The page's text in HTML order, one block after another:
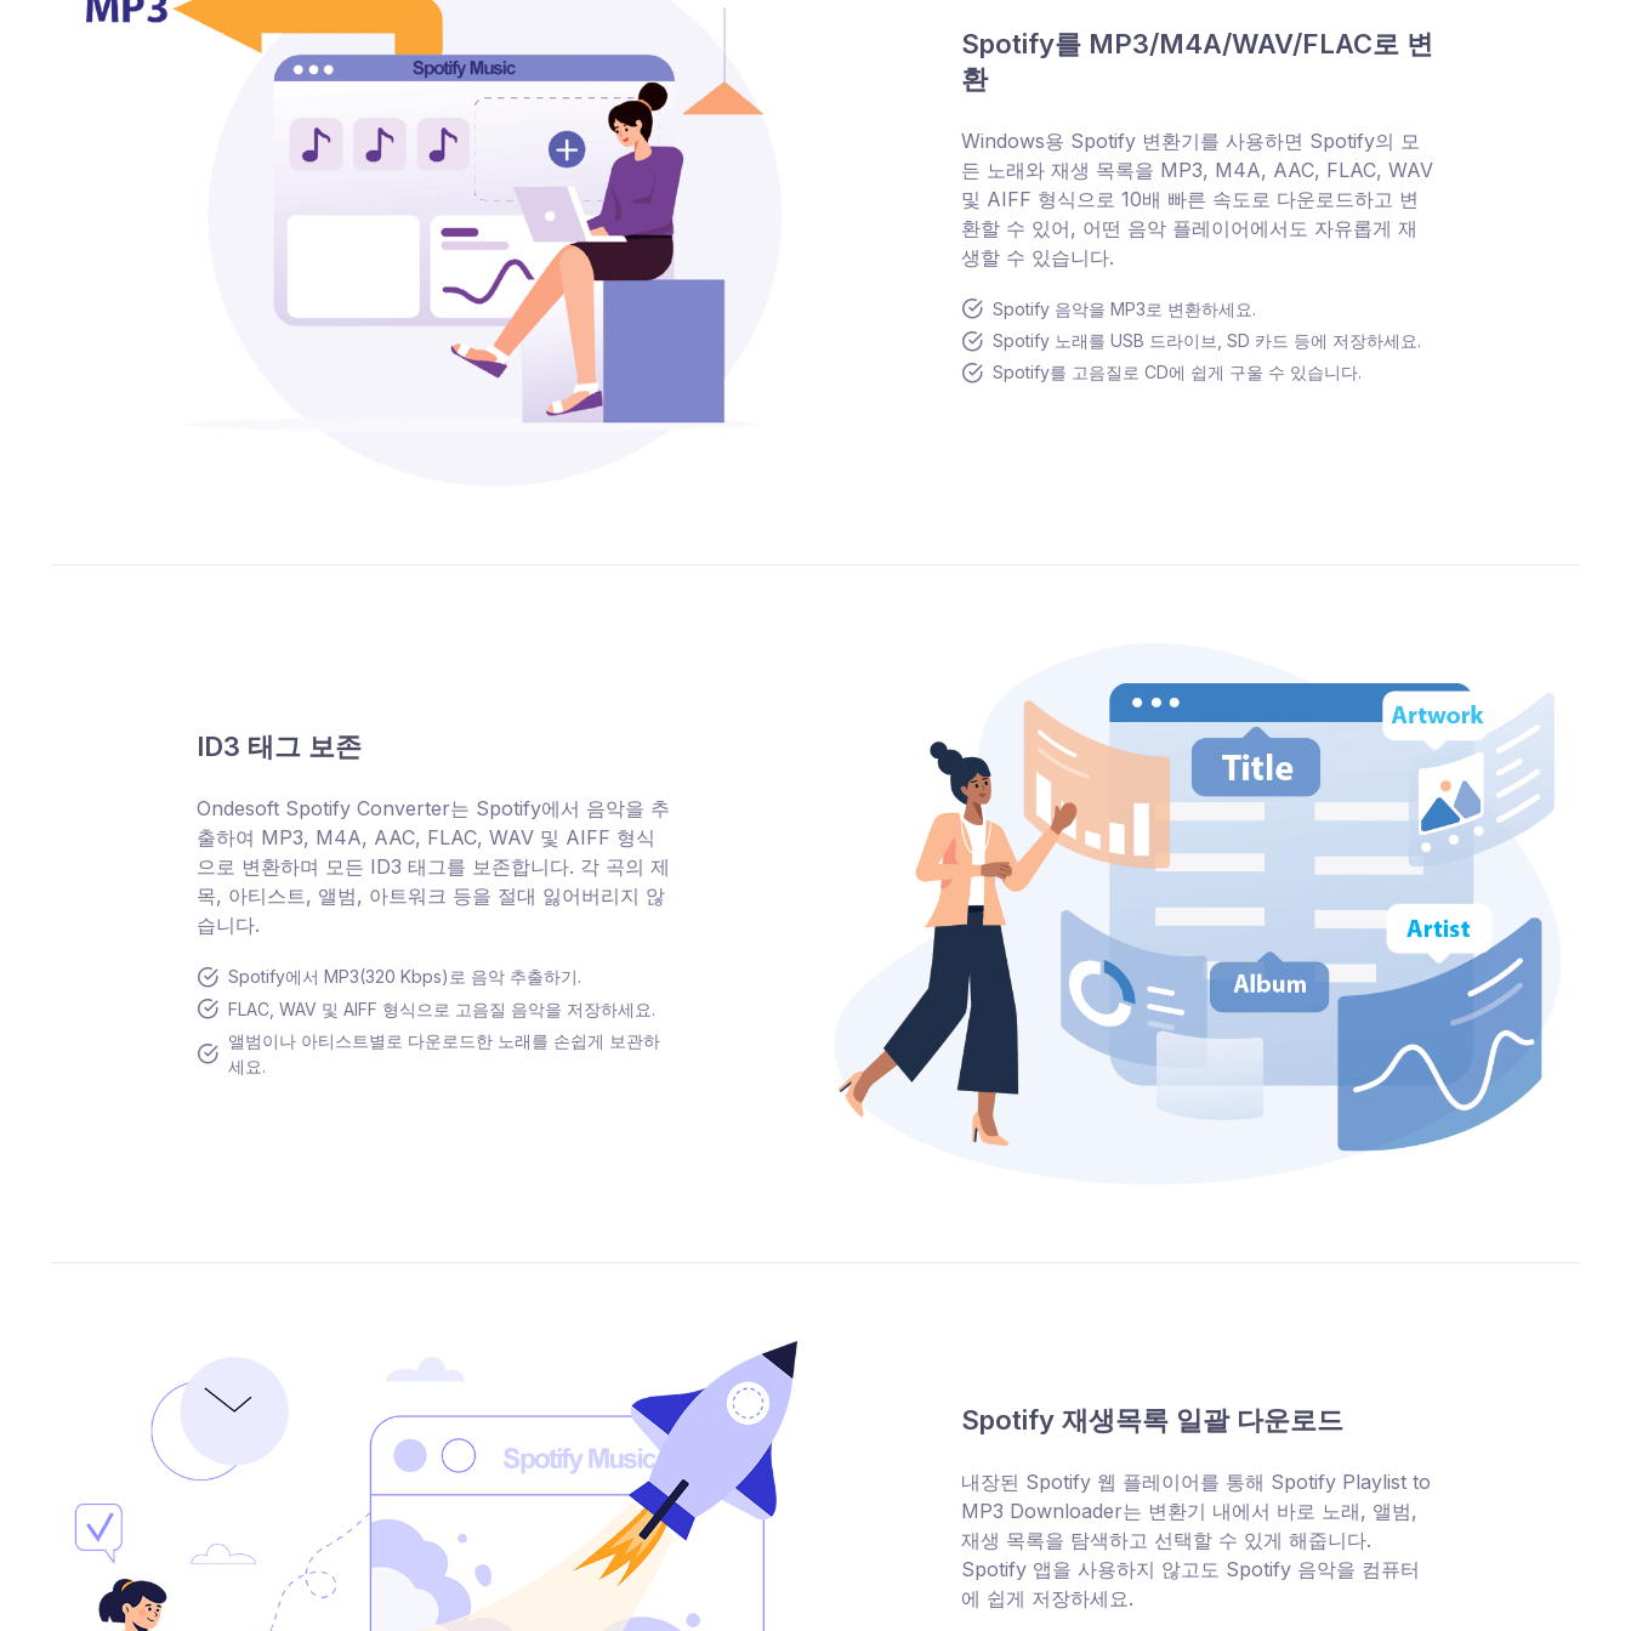
Spotify를 MP3/M4A/WAV/FLAC로 변
환
Windows용 Spotify 변환기를 사용하면 Spotify의 모
든 노래와 재생 목록을 MP3, M4A, AAC, FLAC, WAV
및 AIFF 형식으로 10배 빠른 속도로 다운로드하고 변
환할 수 있어, 어떤 음악 플레이어에서도 자유롭게 재
생할 수 있습니다.
Spotify 음악을 MP3로 변환하세요.
Spotify 노래를 USB 드라이브, SD 카드 등에 저장하세요.
Spotify를 고음질로 CD에 쉽게 구울 수 있습니다.
ID3 태그 보존
Ondesoft Spotify Converter는 Spotify에서 음악을 추
출하여 MP3, M4A, AAC, FLAC, WAV 및 AIFF 형식
으로 변환하며 모든 ID3 태그를 보존합니다. 각 곡의 제
목, 아티스트, 앨범, 아트워크 등을 절대 잃어버리지 않
습니다.
Spotify에서 MP3(320 Kbps)로 음악 추출하기.
FLAC, WAV 및 AIFF 형식으로 고음질 음악을 저장하세요.
앨범이나 아티스트별로 다운로드한 노래를 손쉽게 보관하
세요.
Spotify 재생목록 일괄 다운로드
내장된 Spotify 웹 플레이어를 통해 Spotify Playlist to
MP3 Downloader는 변환기 내에서 바로 노래, 앨범,
재생 목록을 탐색하고 선택할 수 있게 해줍니다.
Spotify 앱을 사용하지 않고도 Spotify 음악을 컴퓨터
에 쉽게 저장하세요.